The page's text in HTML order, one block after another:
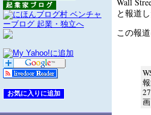
と報道
この報